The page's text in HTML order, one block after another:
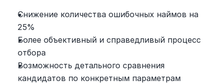
Снижение количества ошибочных наймов на
25%
Более объективный и справедливый процесс
отбора
Возможность детального сравнения
кандидатов по конкретным параметрам